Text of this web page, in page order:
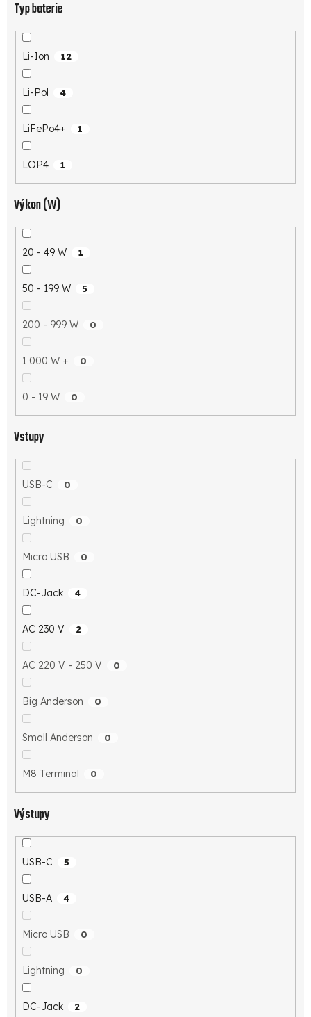
Typ baterie
Li-Ion 12
Li-Pol 4
LiFePo4+ 1
LOP4 1
Výkon (W)
20 - 49 W 1
50 - 199 W 5
200 - 999 W 0
1 000 W + 0
0 - 19 W 0
Vstupy
USB-C 0
Lightning 0
Micro USB 0
DC-Jack 4
AC 230 V 2
AC 220 V - 250 V 0
Big Anderson 0
Small Anderson 0
M8 Terminal 0
Výstupy
USB-C 5
USB-A 4
Micro USB 0
Lightning 0
DC-Jack 2